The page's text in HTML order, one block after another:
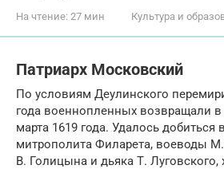
На чтение: 27 мин Культура и
Патриарх Московский
По условиям Деулинского
года военнопленных возвращали в
марта 1619 года. Удалось добиться
митрополита Филарета, воеводы
В. Голицына и дьяка Т.